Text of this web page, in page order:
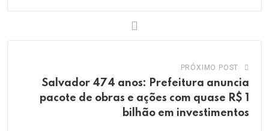
PRÓXIMO POST
Salvador 474 anos: Prefeitura anuncia
pacote de obras e ações com quase R$ 1
bilhão em investimentos